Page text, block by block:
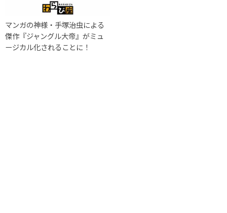
マンガの神様・手塚治虫による
傑作『ジャングル大帝』がミュ
ージカル化されることに！